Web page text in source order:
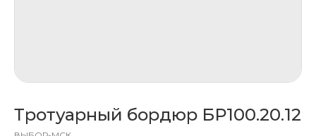
Тротуарный бордюр БР100.20.12